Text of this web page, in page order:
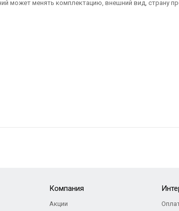
может менять комплектацию, внешний вид, страну
Компания
Акции